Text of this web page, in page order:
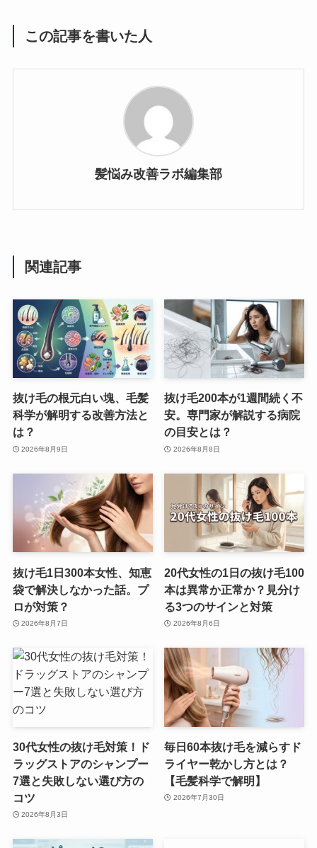
この記事を書いた人
髪悩み改善ラボ編集部
関連記事
抜け毛の根元白い塊、毛髪
科学が解明する改善方法と
は？
2026年8月9日
抜け毛200本が1週間続く不
安。専門家が解説する病院
の目安とは？
2026年8月8日
抜け毛1日300本女性、知恵
袋で解決しなかった話。プ
ロが対策？
2026年8月7日
20代女性の1日の抜け毛100
本は異常か正常か？見分け
る3つのサインと対策
2026年8月6日
30代女性の抜け毛対策！ド
ラッグストアのシャンプー
7選と失敗しない選び方の
コツ
2026年8月3日
毎日60本抜け毛を減らすド
ライヤー乾かし方とは？
【毛髪科学で解明】
2026年7月30日